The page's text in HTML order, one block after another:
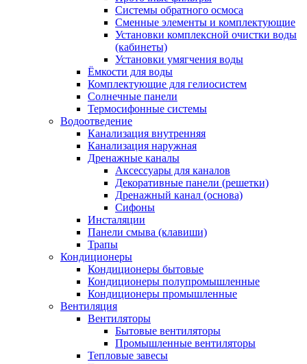
Системы обратного осмоса
Сменные элементы и комплектующие
Установки комплексной очистки воды
(кабинеты)
Установки умягчения воды
Ёмкости для воды
Комплектующие для гелиосистем
Солнечные панели
Термосифонные системы
Водоотведение
Канализация внутренняя
Канализация наружная
Дренажные каналы
Аксессуары для каналов
Декоративные панели (решетки)
Дренажный канал (основа)
Сифоны
Инсталяции
Панели смыва (клавиши)
Трапы
Кондиционеры
Кондиционеры бытовые
Кондиционеры полупромышленные
Кондиционеры промышленные
Вентиляция
Вентиляторы
Бытовые вентиляторы
Промышленные вентиляторы
Тепловые завесы